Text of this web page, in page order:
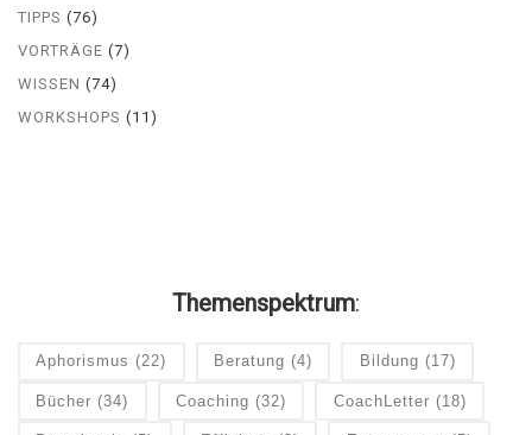
TIPPS (76)
VORTRÄGE (7)
WISSEN (74)
WORKSHOPS (11)
Themenspektrum:
Aphorismus (22) Beratung (4) Bildung (17)
Bücher (34) Coaching (32) CoachLetter (18)